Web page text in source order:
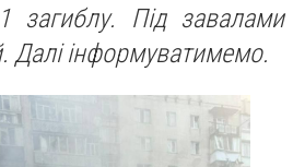
загиблу. Під завалами
інформуватимемо.